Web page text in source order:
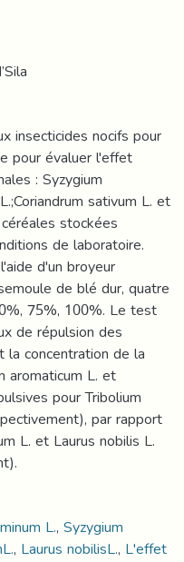
insecticides nocifs pour
pour évaluer l'effet
: Syzygium
sativum L. et
stockées
de laboratoire.
d'un broyeur
de blé dur, quatre
75%, 100%. Le test
de répulsion des
concentration de la
aromaticum L. et
pour Tribolium
par rapport
L. et Laurus nobilis L.
L.,Syzygium
, Laurus nobilisL., L'effet